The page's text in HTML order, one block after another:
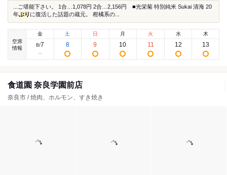
...ご堪能下さい。 1合…1,078円 2合…2,156円 ■光栄菊 特別純米 Sukai 清海 20
年ぶり に復活した話題の蔵元。 柑橘系の...
空席
情報
金
8/7
土
8
日
9
月
10
火
11
水
12
木
13
食道園 奈良学園前店
奈良市 / 焼肉、ホルモン、すき焼き